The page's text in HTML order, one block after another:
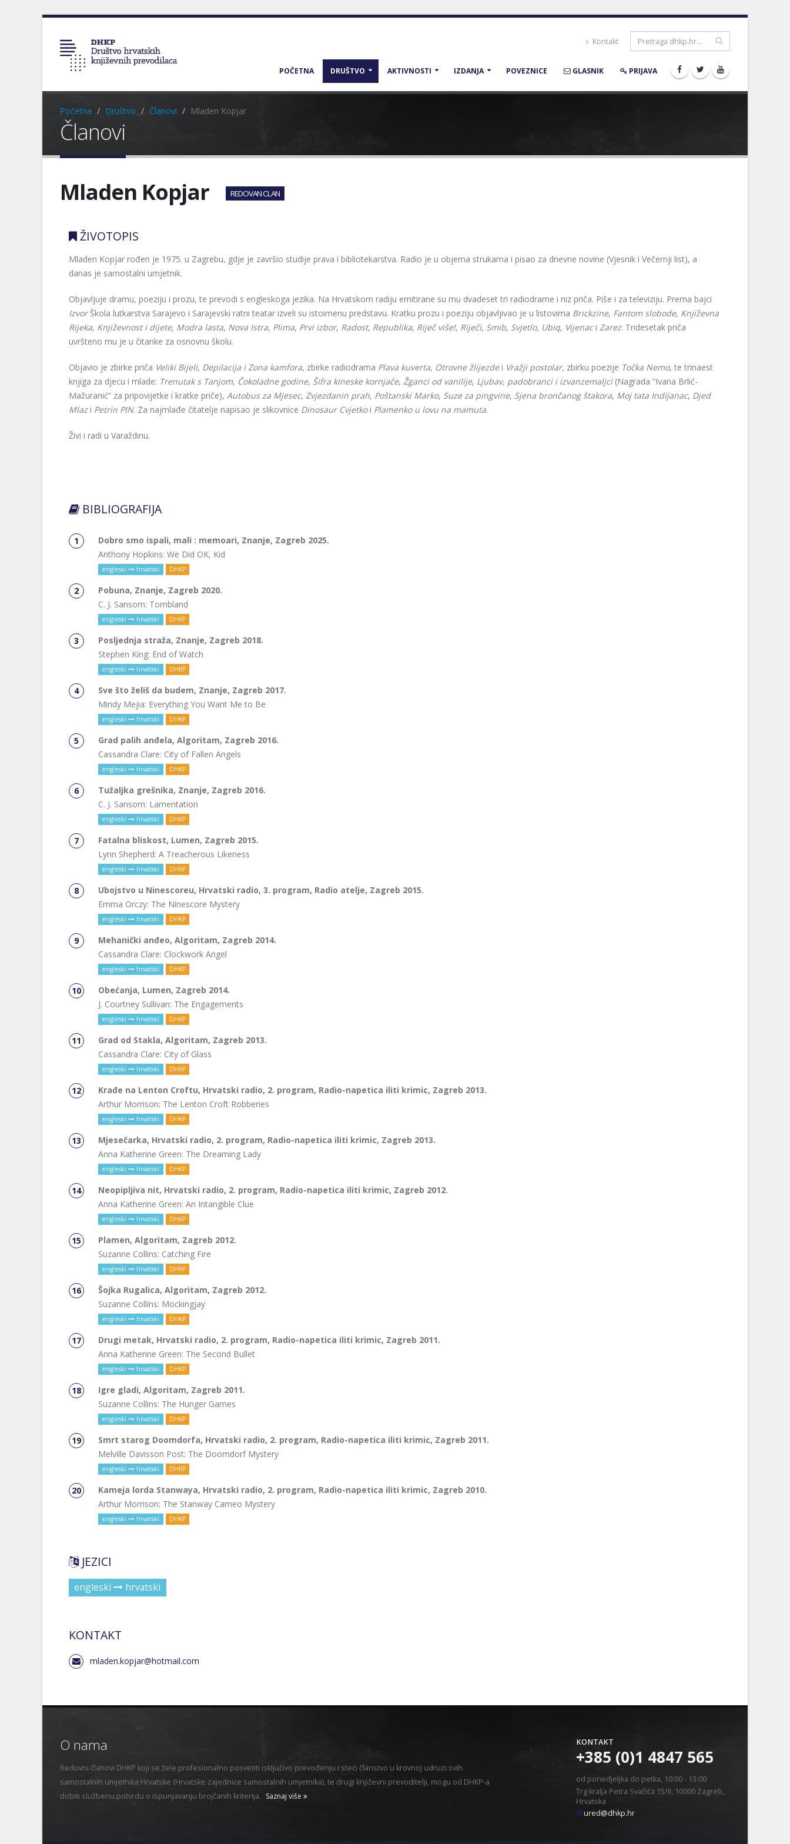
Kontakt
POČETNA DRUŠTVO AKTIVNOSTI IZDANJA POVEZNICE GLASNIK PRIJAVA
Početna Društvo Članovi Mladen Kopjar
Članovi
Mladen Kopjar REDOVAN CLAN
ŽIVOTOPIS
Mladen Kopjar rođen je 1975. u Zagrebu, gdje je završio studije prava i bibliotekarstva. Radio je u objema strukama i pisao za dnevne novine (Vjesnik i Večernji list), a
danas je samostalni umjetnik.
Objavljuje dramu, poeziju i prozu, te prevodi s engleskoga jezika. Na Hrvatskom radiju emitirane su mu dvadeset tri radiodrame i niz priča. Piše i za televiziju. Prema bajci
IzvorŠkola lutkarstva Sarajevo i Sarajevski ratni teatar izveli su istoimenu predstavu. Kratku prozu i poeziju objavljivao je u listovima Brickzine, Fantom slobode, Književna
Rijeka, Književnost i dijete, Modra lasta, Nova Istra, Plima, Prvi izbor, Radost, Republika, Riječ više!, Riječi, Smib, Svjetlo, Ubiq, Vijenaci Zarez. Tridesetak priča
uvršteno mu je u čitanke za osnovnu školu.
Objavio je zbirke priča Veliki Bijeli, Depilacija i Zona kamfora, zbirke radiodrama Plava kuverta, Otrovne žlijezdei Vražji postolar, zbirku poezije Točka Nemo, te trinaest
knjiga za djecu i mlade: Trenutak s Tanjom, Čokoladne godine, Šifra kineske kornjače, Žganci od vanilije, Ljubav, padobranci i izvanzemaljci (Nagrada “Ivana Brlić-
Mažuranić” za pripovijetke i kratke priče), Autobus za Mjesec, Zvjezdanin prah, Poštanski Marko, Suze za pingvine, Sjena brončanog štakora, Moj tata Indijanac, Djed
Mlazi Petrin PIN. Za najmlađe čitatelje napisao je slikovnice Dinosaur Cvjetkoi Plamenko u lovu na mamuta.
Živi i radi u Varaždinu.
BIBLIOGRAFIJA
Dobro smo ispali, mali : memoari, Znanje, Zagreb 2025.
Anthony Hopkins: We Did OK, Kid
engleski hrvatski DHKP
Pobuna, Znanje, Zagreb 2020.
C. J. Sansom: Tombland
engleski hrvatski DHKP
Posljednja straža, Znanje, Zagreb 2018.
Stephen King: End of Watch
engleski hrvatski DHKP
Sve što želiš da budem, Znanje, Zagreb 2017.
Mindy Mejia: Everything You Want Me to Be
engleski hrvatski DHKP
Grad palih anđela, Algoritam, Zagreb 2016.
Cassandra Clare: City of Fallen Angels
engleski hrvatski DHKP
Tužaljka grešnika, Znanje, Zagreb 2016.
C. J. Sansom: Lamentation
engleski hrvatski DHKP
Fatalna bliskost, Lumen, Zagreb 2015.
Lynn Shepherd: A Treacherous Likeness
engleski hrvatski DHKP
Ubojstvo u Ninescoreu, Hrvatski radio, 3. program, Radio atelje, Zagreb 2015.
Emma Orczy: The Ninescore Mystery
engleski hrvatski DHKP
Mehanički anđeo, Algoritam, Zagreb 2014.
Cassandra Clare: Clockwork Angel
engleski hrvatski DHKP
Obećanja, Lumen, Zagreb 2014.
J. Courtney Sullivan: The Engagements
engleski hrvatski DHKP
Grad od Stakla, Algoritam, Zagreb 2013.
Cassandra Clare: City of Glass
engleski hrvatski DHKP
Krađe na Lenton Croftu, Hrvatski radio, 2. program, Radio-napetica iliti krimic, Zagreb 2013.
Arthur Morrison: The Lenton Croft Robberies
engleski hrvatski DHKP
Mjesečarka, Hrvatski radio, 2. program, Radio-napetica iliti krimic, Zagreb 2013.
Anna Katherine Green: The Dreaming Lady
engleski hrvatski DHKP
Neopipljiva nit, Hrvatski radio, 2. program, Radio-napetica iliti krimic, Zagreb 2012.
Anna Katherine Green: An Intangible Clue
engleski hrvatski DHKP
Plamen, Algoritam, Zagreb 2012.
Suzanne Collins: Catching Fire
engleski hrvatski DHKP
Šojka Rugalica, Algoritam, Zagreb 2012.
Suzanne Collins: Mockingjay
engleski hrvatski DHKP
Drugi metak, Hrvatski radio, 2. program, Radio-napetica iliti krimic, Zagreb 2011.
Anna Katherine Green: The Second Bullet
engleski hrvatski DHKP
Igre gladi, Algoritam, Zagreb 2011.
Suzanne Collins: The Hunger Games
engleski hrvatski DHKP
Smrt starog Doomdorfa, Hrvatski radio, 2. program, Radio-napetica iliti krimic, Zagreb 2011.
Melville Davisson Post: The Doomdorf Mystery
engleski hrvatski DHKP
Kameja lorda Stanwaya, Hrvatski radio, 2. program, Radio-napetica iliti krimic, Zagreb 2010.
Arthur Morrison: The Stanway Cameo Mystery
engleski hrvatski DHKP
JEZICI
engleski hrvatski
KONTAKT
mladen.kopjar@hotmail.com
O nama
Redovni članovi DHKP koji se žele profesionalno posvetiti isključivo prevođenju i steći članstvo u krovnoj udruzi svih
samostalnih umjetnika Hrvatske (Hrvatske zajednice samostalnih umjetnika), te drugi književni prevoditelji, mogu od DHKP-a
dobiti službenu potvrdu o ispunjavanju brojčanih kriterija. Saznaj više
KONTAKT
+385 (0)1 4847 565
od ponedjeljka do petka, 10:00 - 13:00
Trg kralja Petra Svačića 15/II, 10000 Zagreb,
Hrvatska
ured@dhkp.hr